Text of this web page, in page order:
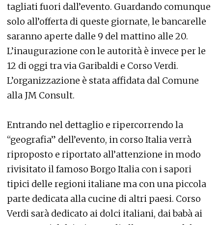
tagliati fuori dall’evento. Guardando comunque
solo all’offerta di queste giornate, le bancarelle
saranno aperte dalle 9 del mattino alle 20.
L’inaugurazione con le autorità è invece per le
12 di oggi tra via Garibaldi e Corso Verdi.
L’organizzazione è stata affidata dal Comune
alla JM Consult.
Entrando nel dettaglio e ripercorrendo la
“geografia” dell’evento, in corso Italia verrà
riproposto e riportato all’attenzione in modo
rivisitato il famoso Borgo Italia con i sapori
tipici delle regioni italiane ma con una piccola
parte dedicata alla cucine di altri paesi. Corso
Verdi sarà dedicato ai dolci italiani, dai babà ai